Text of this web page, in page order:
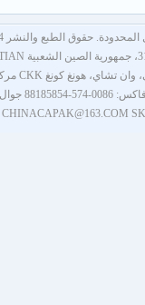
حقوق الطبع والنشر 2024
CHINACAPAK@163.COM